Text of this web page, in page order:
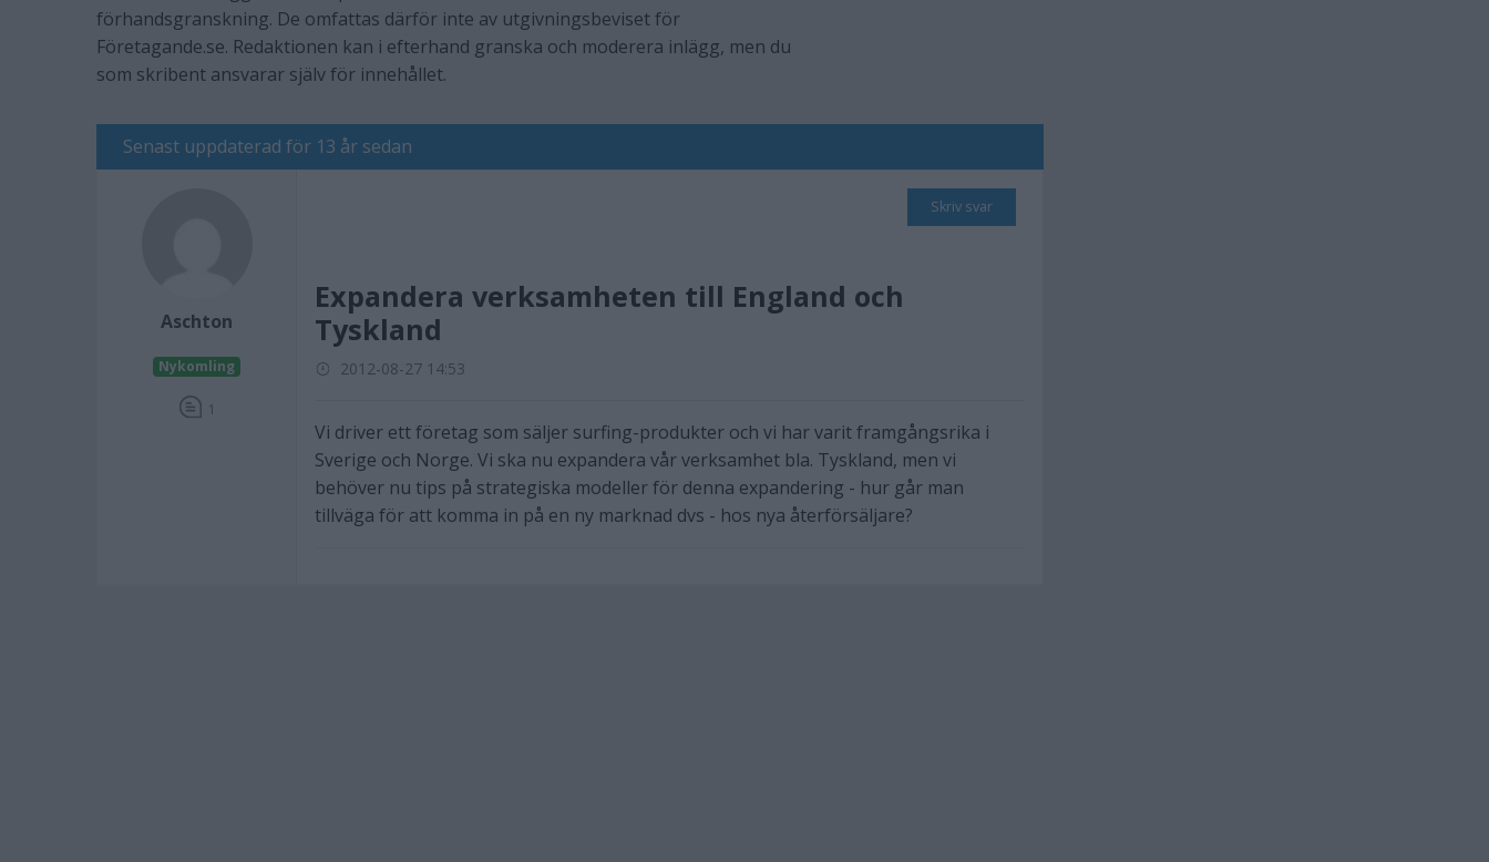
förhandsgranskning. De omfattas därför inte av utgivningsbeviset för
Företagande.se. Redaktionen kan i efterhand granska och moderera inlägg, men du
som skribent ansvarar själv för innehållet.
Senast uppdaterad för 13 år sedan
Aschton
Nykomling
1
Skriv svar
Expandera verksamheten till England och
Tyskland
2012-08-27 14:53
Vi driver ett företag som säljer surfing-produkter och vi har varit framgångsrika i
Sverige och Norge. Vi ska nu expandera vår verksamhet bla. Tyskland, men vi
behöver nu tips på strategiska modeller för denna expandering - hur går man
tillväga för att komma in på en ny marknad dvs - hos nya återförsäljare?